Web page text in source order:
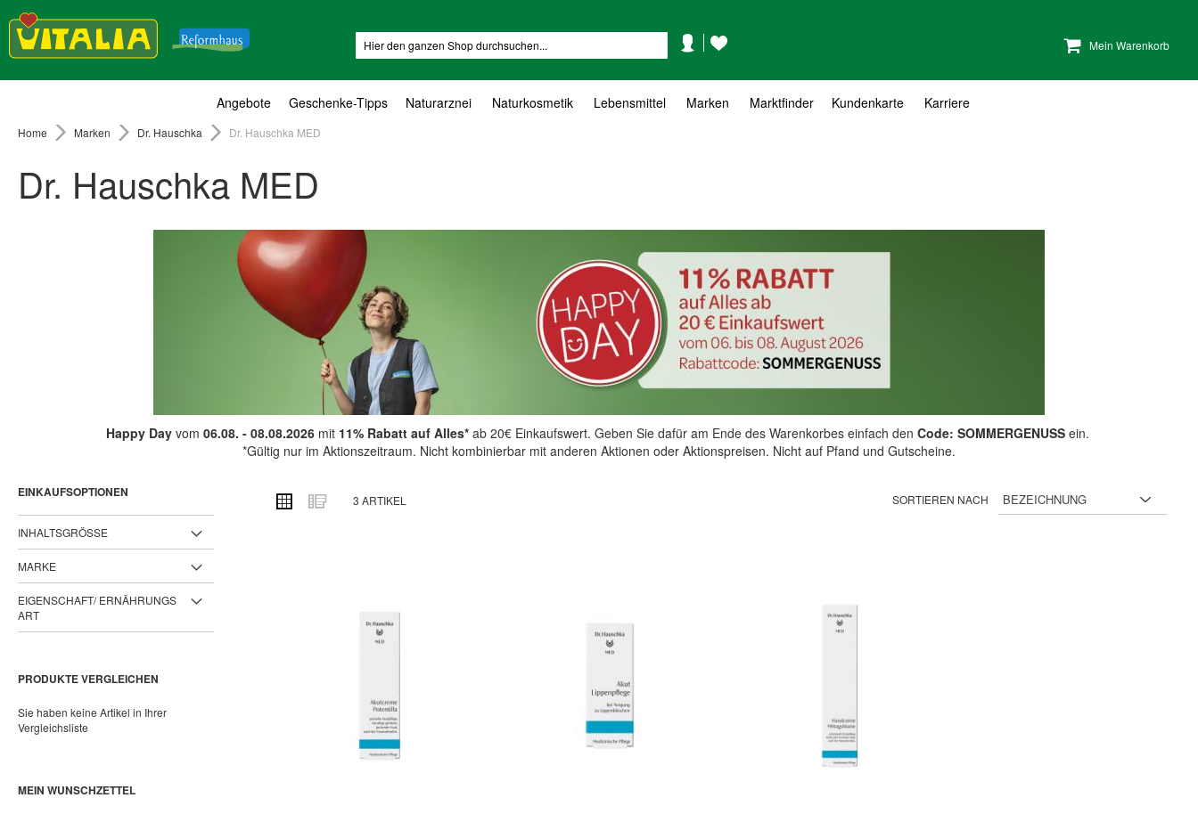
Mein Warenkorb
KontoWunschzettel
Angebote Geschenke-Tipps Naturarznei Naturkosmetik Lebensmittel Marken Marktfinder Kundenkarte Karriere
Home Marken Dr. Hauschka Dr. Hauschka MED
Dr. Hauschka MED
Happy Dayvom 06.08. - 08.08.2026mit 11% Rabatt auf Alles*ab 20€ Einkaufswert. Geben Sie dafür am Ende des Warenkorbes einfach den Code: SOMMERGENUSSein.
*Gültig nur im Aktionszeitraum. Nicht kombinierbar mit anderen Aktionen oder Aktionspreisen. Nicht auf Pfand und Gutscheine.
ANSICHT
ALS
Raster Liste
3 ARTIKEL SORTIEREN NACH
EINKAUFSOPTIONEN
INHALTSGRÖSSE
MARKE
EIGENSCHAFT/ ERNÄHRUNGS
ART
PRODUKTE VERGLEICHEN
Sie haben keine Artikel in Ihrer
Vergleichsliste
MEIN WUNSCHZETTEL